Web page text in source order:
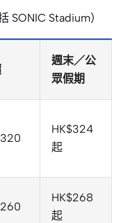
SONIC Stadium）
週末／公
眾假期
HK$324
起
HK$268
起